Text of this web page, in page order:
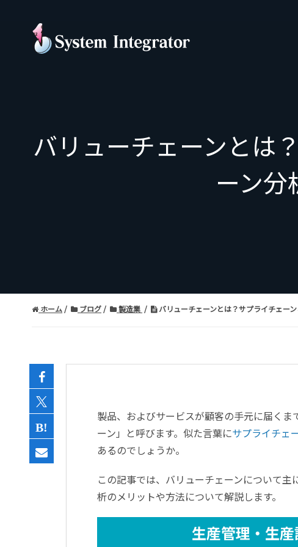
バリューチェーンとは
ーン
ホーム ブログ 製造業 バリューチェーンとは？サプライチェー
製品、およびサービスが顧客の手元に届く
ーン」と呼びます。似た言葉にサプライチェ
あるのでしょうか。
この記事では、バリューチェーンについて
析のメリットや方法について解説します。